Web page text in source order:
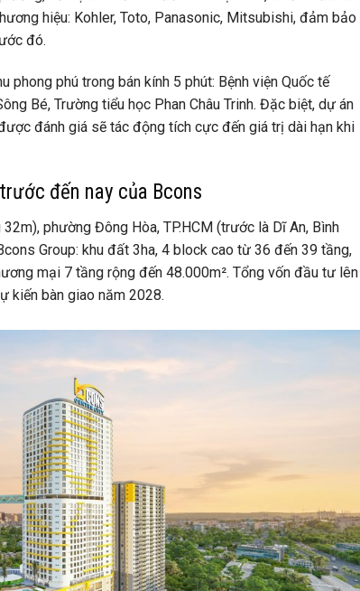
hiệu: Kohler, Toto, Panasonic, Mitsubishi, đảm bảo
đó.
phú trong bán kính 5 phút: Bệnh viện Quốc tế
Bé, Trường tiểu học Phan Châu Trinh. Đặc biệt, dự án
đánh giá sẽ tác động tích cực đến giá trị dài hạn khi
đến nay của Bcons
phường Đông Hòa, TP.HCM (trước là Dĩ An, Bình
Group: khu đất 3ha, 4 block cao từ 36 đến 39 tầng,
mại 7 tầng rộng đến 48.000m². Tổng vốn đầu tư lên
kiến bàn giao năm 2028.